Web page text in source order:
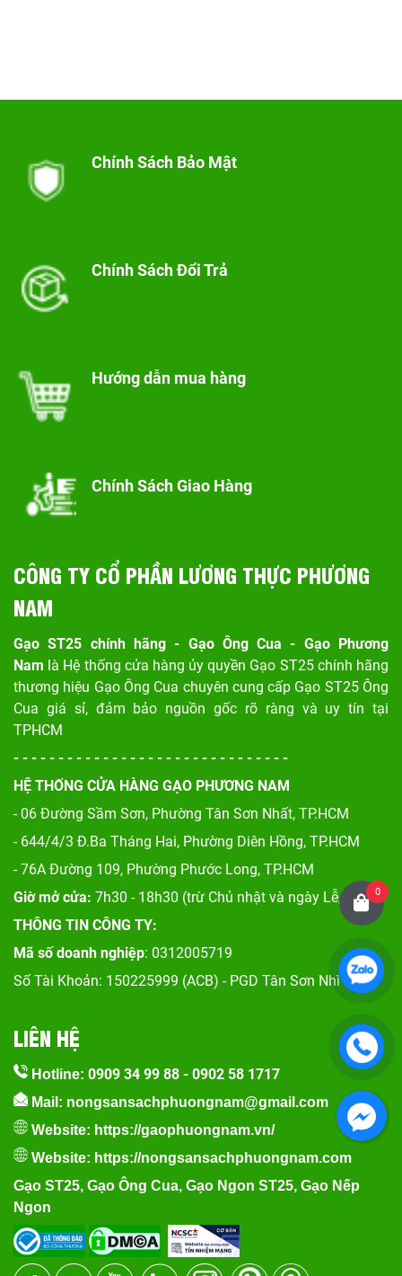
Chính Sách Bảo Mật
Chính Sách Đổi Trả
Hướng dẫn mua hàng
Chính Sách Giao Hàng
CÔNG TY CỔ PHẦN LƯƠNG THỰC PHƯƠNG
NAM
Gạo ST25 chính hãng - Gạo Ông Cua - Gạo Phương
Nam là Hệ thống cửa hàng ủy quyền Gạo ST25 chính hãng
thương hiệu Gạo Ông Cua chuyên cung cấp Gạo ST25 Ông
Cua giá sỉ, đảm bảo nguồn gốc rõ ràng và uy tín tại
TPHCM
- - - - - - - - - - - - - - - - - - - - - - - - - - - - - - -
HỆ THỐNG CỬA HÀNG GẠO PHƯƠNG NAM
- 06 Đường Sầm Sơn, Phường Tân Sơn Nhất, TP.HCM
- 644/4/3 Đ.Ba Tháng Hai, Phường Diên Hồng, TP.HCM
- 76A Đường 109, Phường Phước Long, TP.HCM
Giờ mở cửa: 7h30 - 18h30 (trừ Chủ nhật và ngày Lễ, Tết)
THÔNG TIN CÔNG TY:
Mã số doanh nghiệp: 0312005719
Số Tài Khoản: 150225999 (ACB) - PGD Tân Sơn Nhì
LIÊN HỆ
Hotline: 0909 34 99 88 - 0902 58 1717
Mail: nongsansachphuongnam@gmail.com
Website: https://gaophuongnam.vn/
Website: https://nongsansachphuongnam.com
Gạo ST25, Gạo Ông Cua, Gạo Ngon ST25, Gạo Nếp
Ngon
0